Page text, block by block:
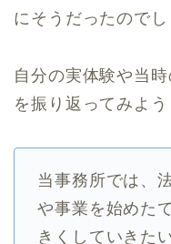
にそうだったのでし
自分の実体験や当
を振り返ってみよう
当事務所では、
や事業を始めた
きくしていきた